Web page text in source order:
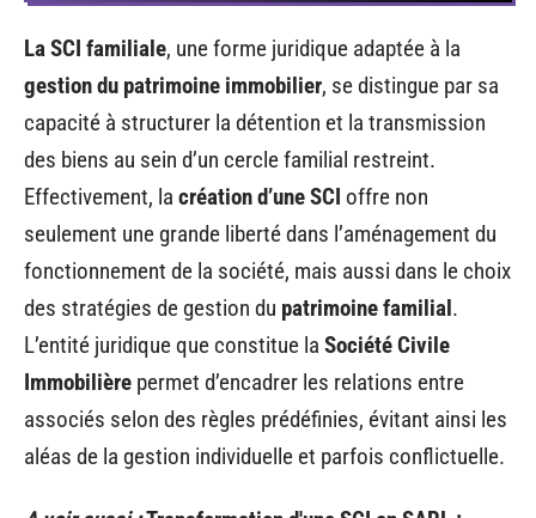
La SCI familiale, une forme juridique adaptée à la
gestion du patrimoine immobilier, se distingue par sa
capacité à structurer la détention et la transmission
des biens au sein d’un cercle familial restreint.
Effectivement, la création d’une SCI offre non
seulement une grande liberté dans l’aménagement du
fonctionnement de la société, mais aussi dans le choix
des stratégies de gestion du patrimoine familial.
L’entité juridique que constitue la Société Civile
Immobilière permet d’encadrer les relations entre
associés selon des règles prédéfinies, évitant ainsi les
aléas de la gestion individuelle et parfois conflictuelle.